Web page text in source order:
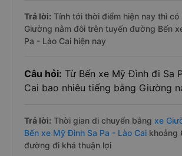
Trả lời: Tính tới thời điểm hiện nay thì
Giường nằm đôi trên tuyến đường Bến
Pa - Lào Cai hiện nay
Câu hỏi: Từ Bến xe Mỹ Đình đi Sa
Cai bao nhiêu tiếng bằng Giường
Trả lời: Thời gian di chuyển bằng xe
Bến xe Mỹ Đình Sa Pa - Lào Cai khoảng
đường đi khá thuận lợi